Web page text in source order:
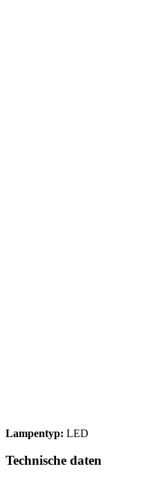
Lampentyp: LED
Technische daten